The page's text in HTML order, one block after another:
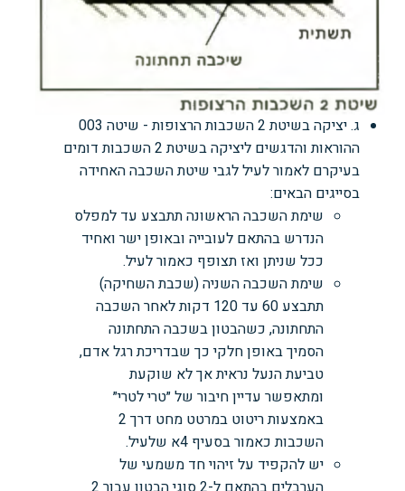
ג. יציקה בשיטת 2 השכבות הרצופות - שיטה 003
ההוראות והדגשים ליציקה בשיטת 2 השכבות דומים
בעיקרם לאמור לעיל לגבי שיטת השכבה האחידה
בסייגים הבאים:
שימת השכבה הראשונה תתבצע עד למפלס
הנדרש בהתאם לעובייה ובאופן ישר ואחיד
ככל שניתן ואז תצופף כאמור לעיל.
שימת השכבה השניה (שכבת השחיקה)
תתבצע 60 עד 120 דקות לאחר השכבה
התחתונה, כשהבטון בשכבה התחתונה
הסמיך באופן חלקי כך שבדריכת רגל אדם,
טביעת הנעל נראית אך לא שוקעת
ומתאפשר עדיין חיבור של ״טרי לטרי״
באמצעות ריטוט במרטט מחט דרך 2
השכבות כאמור בסעיף 4א שלעיל.
יש להקפיד על זיהוי חד משמעי של